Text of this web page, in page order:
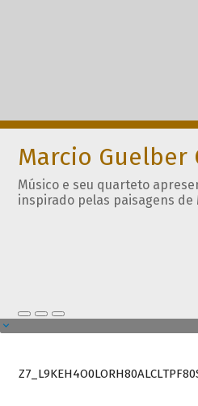
Marcio
Músico e seu quarteto
inspirado pelas paisagens de